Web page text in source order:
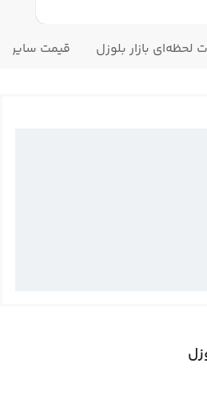
لحظه‌ای بازار بلوزل قیمت سایر